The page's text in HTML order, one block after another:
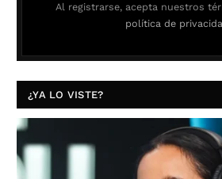
Al registrarse, acepta nuestros
política de
¿YA LO VISTE?